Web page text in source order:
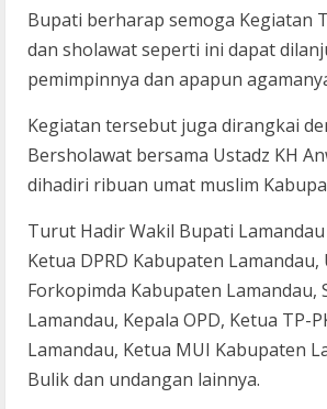
Bupati berharap semoga Kegiatan
dan sholawat seperti ini dapat
pemimpinnya dan apapun
Kegiatan tersebut juga dirangkai
Bersholawat bersama Ustadz KH
dihadiri ribuan umat muslim
Turut Hadir Wakil Bupati
Ketua DPRD Kabupaten Lamandau,
Forkopimda Kabupaten Lamandau,
Lamandau, Kepala OPD, Ketua TP-
Lamandau, Ketua MUI Kabupaten
Bulik dan undangan lainnya.